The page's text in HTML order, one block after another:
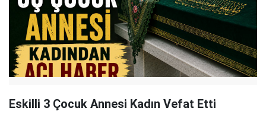
Eskilli 3 Çocuk Annesi Kadın Vefat Etti